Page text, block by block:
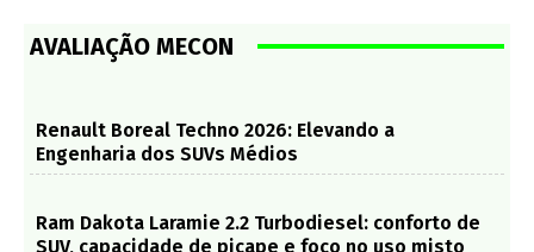
AVALIAÇÃO MECON
Renault Boreal Techno 2026: Elevando a
Engenharia dos SUVs Médios
Ram Dakota Laramie 2.2 Turbodiesel: conforto de
SUV, capacidade de picape e foco no uso misto